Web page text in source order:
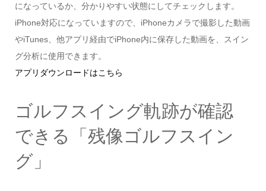
になっているか、分かりやすい状態にしてチェックします。
iPhone対応になっていますので、iPhoneカメラで撮影した動画
やiTunes、他アプリ経由でiPhone内に保存した動画を、スイン
グ分析に使用できます。
アプリダウンロードはこちら
ゴルフスイング軌跡が確認
できる「残像ゴルフスイン
グ」